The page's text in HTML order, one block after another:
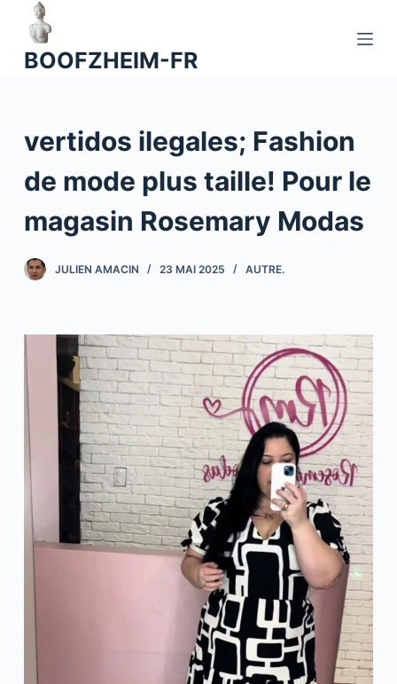
u
o
BOOFZHEIM-FR
vertidos ilegales; Fashion
de mode plus taille! Pour le
magasin Rosemary Modas
JULIEN AMACIN 23 MAI 2025 AUTRE.